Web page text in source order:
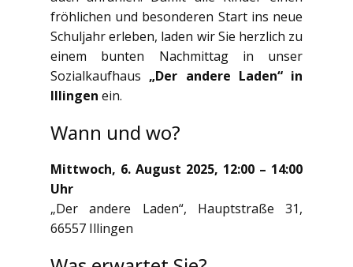
fröhlichen und besonderen Start ins neue
Schuljahr erleben, laden wir Sie herzlich zu
einem bunten Nachmittag in unser
Sozialkaufhaus „Der andere Laden“ in
Illingen ein.
Wann und wo?
Mittwoch, 6. August 2025, 12:00 – 14:00
Uhr
„Der andere Laden“, Hauptstraße 31,
66557 Illingen